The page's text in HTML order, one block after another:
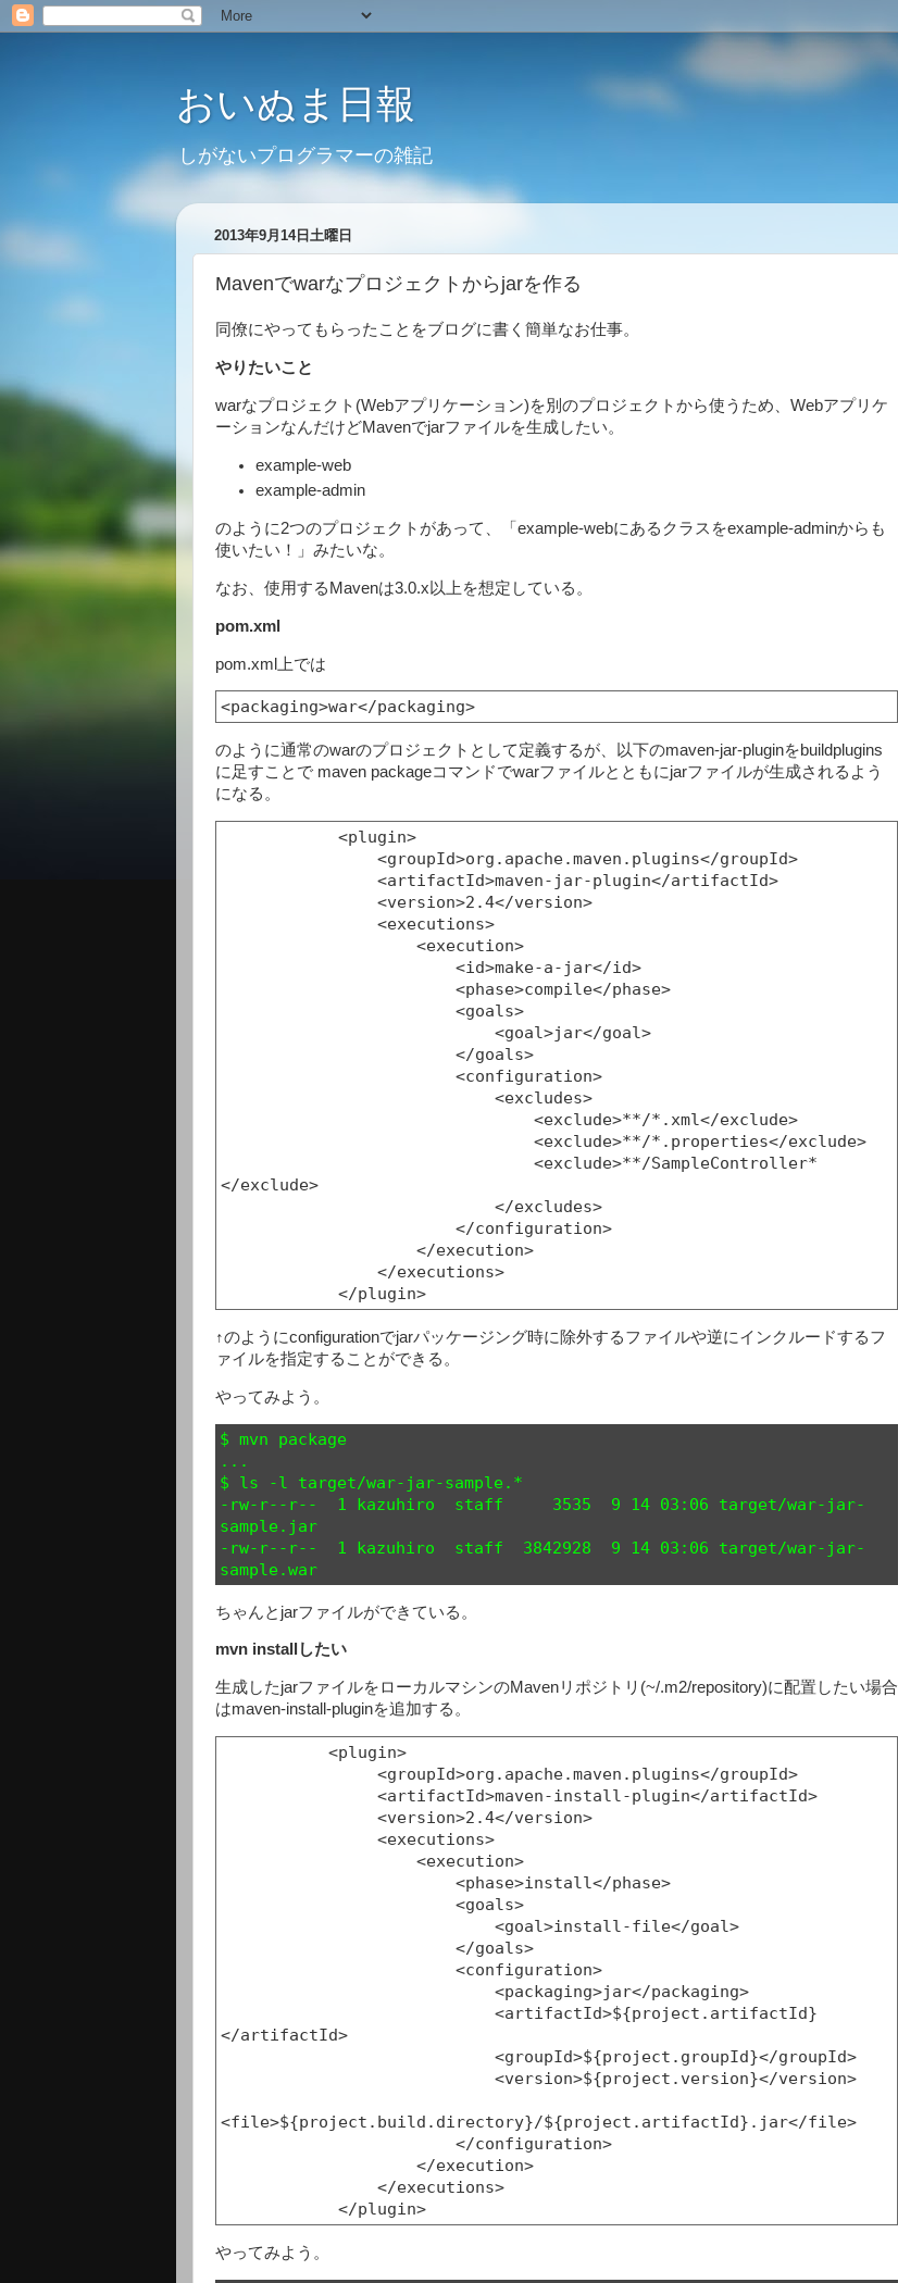
おいぬま日報
しがないプログラマーの雑記
2013年9月14日土曜日
Mavenでwarなプロジェクトからjarを作る
同僚にやってもらったことをブログに書く簡単なお仕事。
やりたいこと
warなプロジェクト(Webアプリケーション)を別のプロジェクトから使うため、Webアプリケ
ーションなんだけどMavenでjarファイルを生成したい。
example-web
example-admin
のように2つのプロジェクトがあって、「example-webにあるクラスをexample-adminからも
使いたい！」みたいな。
なお、使用するMavenは3.0.x以上を想定している。
pom.xml
pom.xml上では
のように通常のwarのプロジェクトとして定義するが、以下のmaven-jar-pluginをbuildplugins
に足すことで maven packageコマンドでwarファイルとともにjarファイルが生成されるよう
になる。
</exclude>
↑のようにconfigurationでjarパッケージング時に除外するファイルや逆にインクルードするフ
ァイルを指定することができる。
やってみよう。
$ mvn package
...
$ ls -l target/war-jar-sample.*
-rw-r--r--  1 kazuhiro  staff     3535  9 14 03:06 target/war-jar-
sample.jar
-rw-r--r--  1 kazuhiro  staff  3842928  9 14 03:06 target/war-jar-
ちゃんとjarファイルができている。
mvn installしたい
生成したjarファイルをローカルマシンのMavenリポジトリ(~/.m2/repository)に配置したい場合
はmaven-install-pluginを追加する。
</artifactId>
<file>${project.build.directory}/${project.artifactId}.jar</file>
やってみよう。